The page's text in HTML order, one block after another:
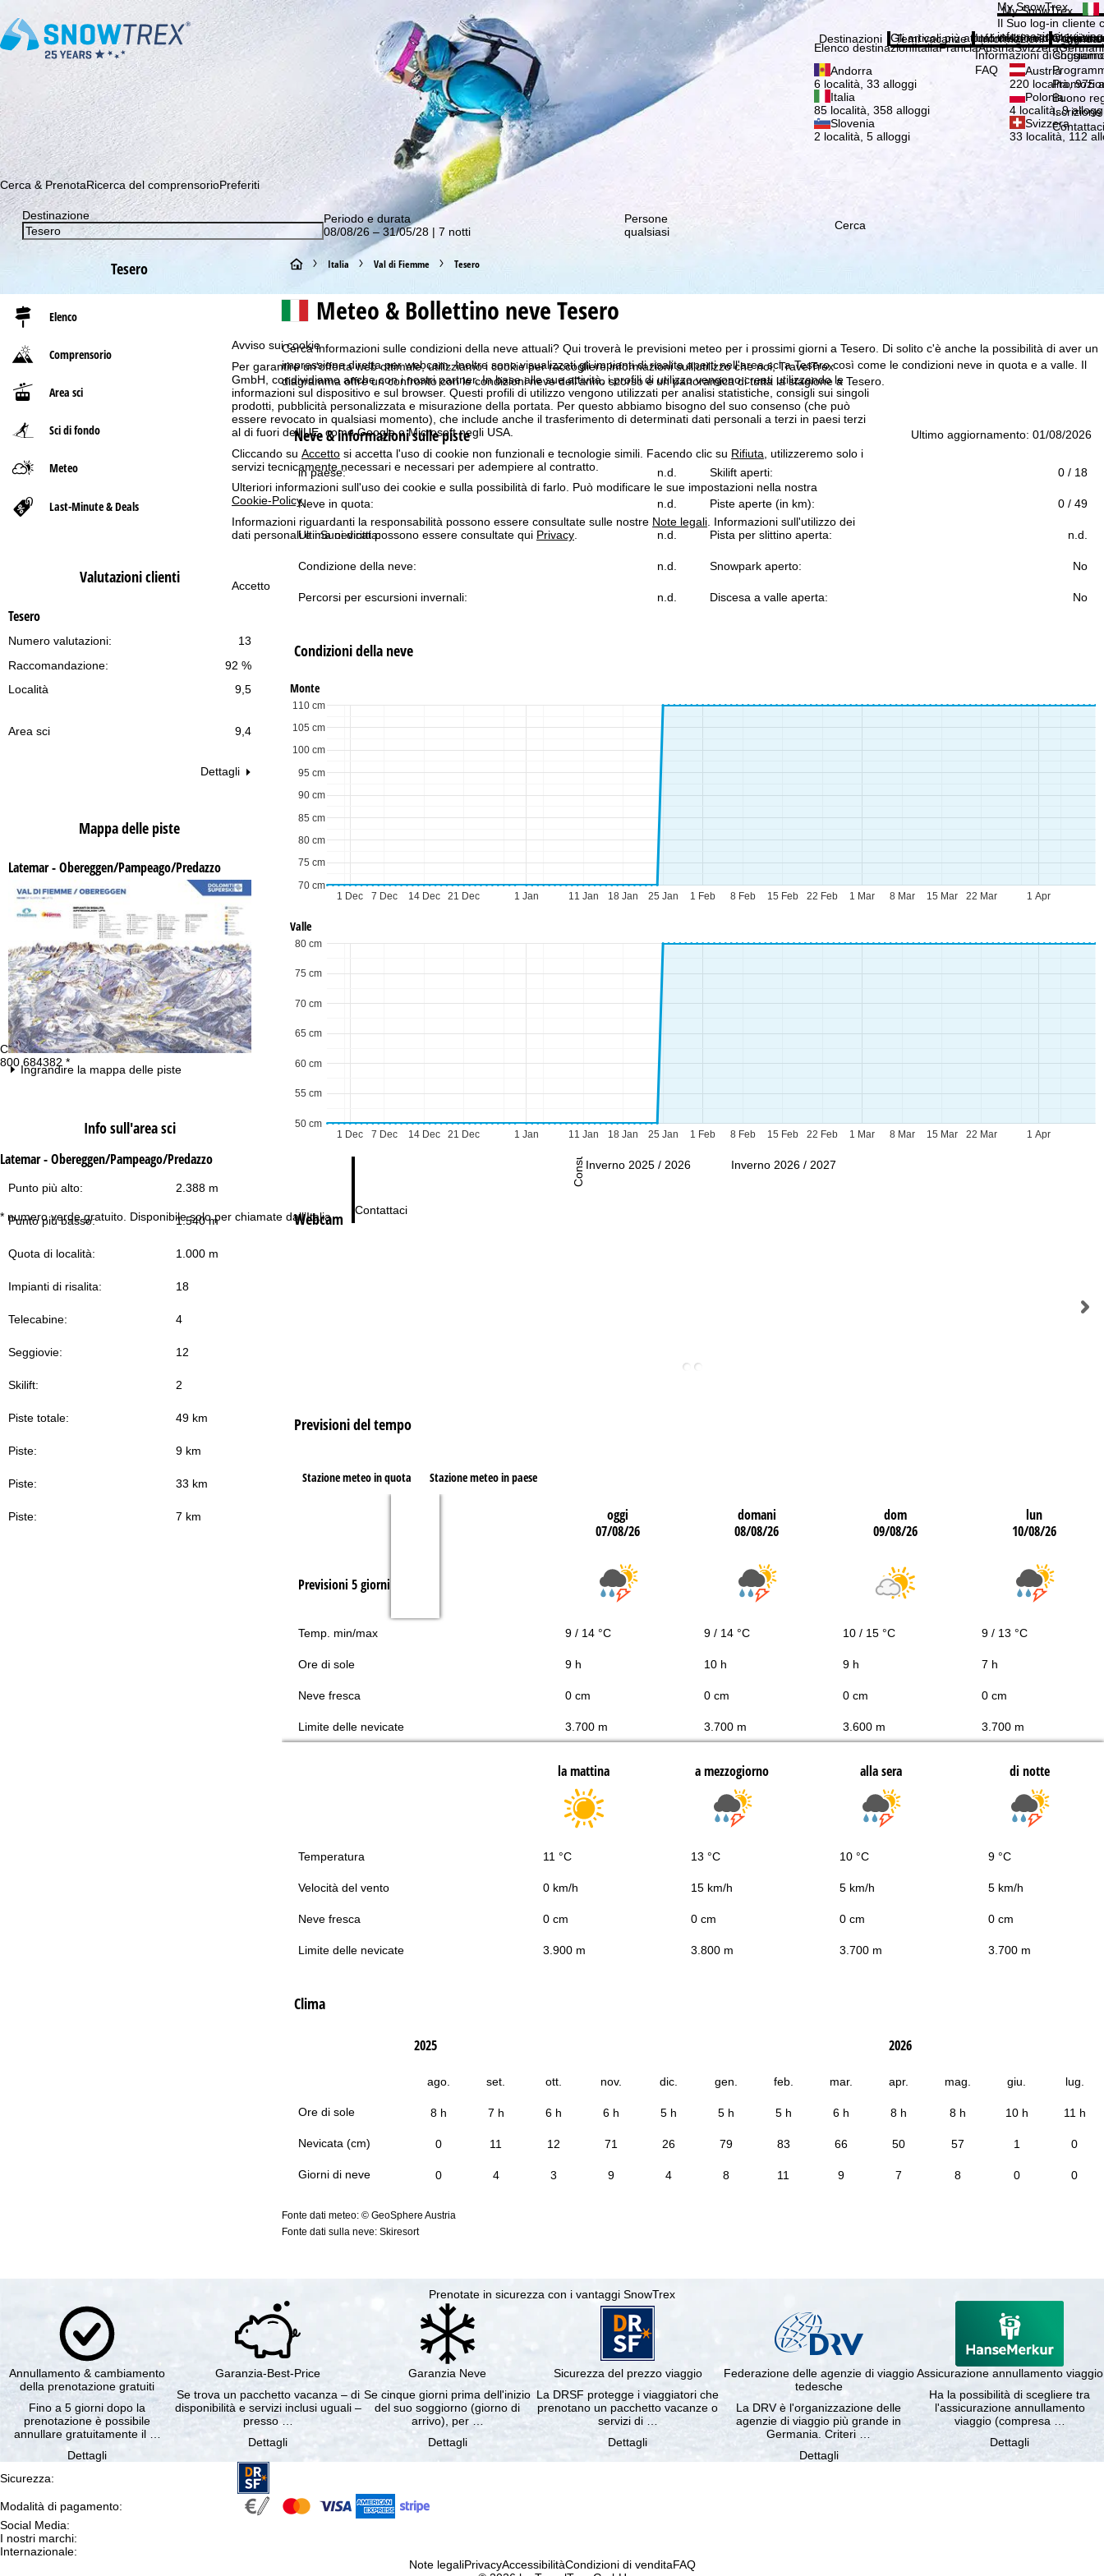
Avviso sui cookie
Per garantire un'offerta web ottimale, utilizziamo i cookie per raccogliere informazioni sull'utilizzo che noi, TravelTrex
GmbH, condividiamo anche con i nostri partner. In base alle sue attività, i profili di utilizzo vengono creati utilizzando le
informazioni sul dispositivo e sul browser. Questi profili di utilizzo vengono utilizzati per analisi statistiche, consigli sui singoli
prodotti, pubblicità personalizzata e misurazione della portata. Per questo abbiamo bisogno del suo consenso (che può
essere revocato in qualsiasi momento), che include anche il trasferimento di determinati dati personali a terzi in paesi terzi
al di fuori dell'UE, come Google o Microsoft negli USA.
Cliccando su Accetto si accetta l'uso di cookie non funzionali e tecnologie simili. Facendo clic su Rifiuta, utilizzeremo solo i
servizi tecnicamente necessari e necessari per adempiere al contratto.
Ulteriori informazioni sull'uso dei cookie e sulla possibilità di farlo. Può modificare le sue impostazioni nella nostra
Cookie-Policy.
Informazioni riguardanti la responsabilità possono essere consultate sulle nostre Note legali . Informazioni sull'utilizzo dei
dati personali e i Suoi diritti possono essere consultate qui Privacy
Accetto
Consulenza
800 684382 *
* numero verde gratuito. Disponibile solo per chiamate dall’Italia
Lun-Gio:
09:00-17:00
Contattaci
Consulenza
Abbonati alla nostra Newsletter e sii tra i primi a scoprire le nostre offerte migliori! Iscrizione
My SnowTrex
My SnowTrex
Il Suo log-in cliente
informazioni sui
Si
Destinazioni
Elenco destinazioniItaliaFranciaAustriaSvizzera
Andorra
6 località, 33 alloggi
Austria
220 località, 975
Italia
85 località, 358 alloggi
Polonia
4 località, 9
Slovenia
2 località, 5 alloggi
Svizzera
33 località, 112
Temi vacanze
Gli articoli più attuali della nostra rivista
Informazioni
Informazioni di
Informazioni di
FAQ
Azienda
Chi siamo
Chi siamo
Buono
Contattaci
Cerca & PrenotaRicerca del comprensorioPreferiti
Destinazione
Periodo e durata
08/08/26 – 31/05/28 | 7 notti
Persone
qualsiasi
Cerca
Tesero
Elenco
Comprensorio
Area sci
Sci di fondo
Meteo
Last-Minute & Deals
Valutazioni clienti
Tesero
13
Numero valutazioni:
92 %
Raccomandazione:
Località
9,5
Area sci 9,4
Dettagli
Mappa delle piste
Latemar - Obereggen/Pampeago/Predazzo
Ingrandire la mappa delle piste
Info sull'area sci
Latemar - Obereggen/Pampeago/Predazzo
Punto più alto: 2.388 m
Punto più basso: 1.540 m
Quota di località: 1.000 m
Impianti di risalita: 18
Telecabine: 4
Seggiovie: 12
Skilift: 2
Piste totale: 49 km
Piste: 9 km
Piste: 33 km
Piste: 7 km
H
o
e
p
a
g
e
Italia Val di Fiemme Tesero
Meteo & Bollettino neve Tesero
Cerca informazioni sulle condizioni della neve attuali? Qui troverà le previsioni meteo per i prossimi giorni a Tesero. Di solito c'è anche la possibilità di aver un
impressione diretta per webcam. Inoltre sono visualizzati gli impianti di risalita aperti nell'area sci a Tesero così come le condizioni neve in quota e a valle. Il
diagramma offre un confronto con le condizioni neve dell'anno scorso e un panoramica di tutta la stagione a Tesero.
Neve & informazioni sulle piste Ultimo aggiornamento: 01/08/2026
in paese: n.d. Skilift aperti: 0 / 18
Neve in quota: n.d. Piste aperte (in km): 0 / 49
Ultima nevicata: n.d. Pista per slittino aperta: n.d.
Condizione della neve: n.d. Snowpark aperto: No
Percorsi per escursioni invernali: n.d. Discesa a valle aperta: No
Condizioni della neve
Monte
1 Dec 1 Jan 1 Feb 1 Mar 1 Apr
7 Dec 14 Dec 21 Dec 11 Jan 18 Jan 25 Jan 8 Feb 15 Feb 22 Feb 8 Mar 15 Mar 22 Mar
70 cm
75 cm
80 cm
85 cm
90 cm
95 cm
100 cm
105 cm
110 cm
Valle
1 Dec 1 Jan 1 Feb 1 Mar 1 Apr
7 Dec 14 Dec 21 Dec 11 Jan 18 Jan 25 Jan 8 Feb 15 Feb 22 Feb 8 Mar 15 Mar 22 Mar
50 cm
55 cm
60 cm
65 cm
70 cm
75 cm
80 cm
Inverno 2025 / 2026 Inverno 2026 / 2027
Webcam
Previsioni del tempo
Stazione meteo in quota Stazione meteo in paese
oggi
07/08/26
domani
08/08/26
dom
09/08/26
lun
10/08/26
Previsioni 5 giorni
Temp. min/max 9 / 14 °C 9 / 14 °C 10 / 15 °C 9 / 13 °C
Ore di sole 9 h 10 h 9 h 7 h
Neve fresca 0 cm 0 cm 0 cm 0 cm
Limite delle nevicate 3.700 m 3.700 m 3.600 m 3.700 m
la mattina a mezzogiorno alla sera di notte
Temperatura 11 °C 13 °C 10 °C 9 °C
Velocità del vento 0 km/h 15 km/h 5 km/h 5 km/h
Neve fresca 0 cm 0 cm 0 cm 0 cm
Limite delle nevicate 3.900 m 3.800 m 3.700 m 3.700 m
Clima
Ore di sole
Nevicata (cm)
Giorni di neve
2025 2026
ago. set. ott. nov. dic. gen. feb. mar. apr. mag. giu. lug.
8 h 7 h 6 h 6 h 5 h 5 h 5 h 6 h 8 h 8 h 10 h 11 h
0 11 12 71 26 79 83 66 50 57 1 0
0 4 3 9 4 8 11 9 7 8 0 0
Fonte dati meteo: © GeoSphere Austria
Fonte dati sulla neve: Skiresort
Prenotate in sicurezza con i vantaggi SnowTrex
Annullamento & cambiamento
della prenotazione gratuiti
Fino a 5 giorni dopo la
prenotazione è possibile
annullare gratuitamente il …
Dettagli
Garanzia-Best-Price
Se trova un pacchetto vacanza – di
disponibilità e servizi inclusi uguali –
presso …
Dettagli
Garanzia Neve
Se cinque giorni prima dell'inizio
del suo soggiorno (giorno di
arrivo), per …
Dettagli
Sicurezza del prezzo viaggio
La DRSF protegge i viaggiatori che
prenotano un pacchetto vacanze o
servizi di …
Dettagli
Federazione delle agenzie di viaggio
tedesche
La DRV è l'organizzazione delle
agenzie di viaggio più grande in
Germania. Criteri …
Dettagli
Assicurazione annullamento viaggio
Ha la possibilità di scegliere tra
l'assicurazione annullamento
viaggio (compresa …
Dettagli
Sicurezza:
Modalità di pagamento:
Social Media:
I nostri marchi:
Internazionale:
Note legaliPrivacyAccessibilitàCondizioni di venditaFAQ